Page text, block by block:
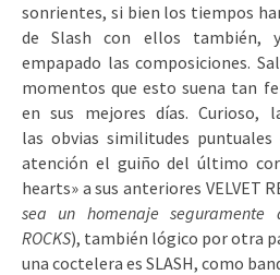
sonrientes, si bien los tiempos
de Slash con ellos también,
empapado las composiciones.
momentos que esto suena tan
en sus mejores días. Curioso,
las obvias similitudes
atención el guiño del último
hearts» a sus anteriores VELVET
sea un homenaje seguramente
ROCKS), también lógico por otra
una coctelera es SLASH, como